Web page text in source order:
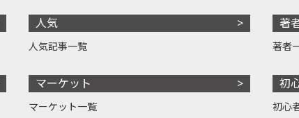
人気
人気記事一覧
マーケット
マーケット一覧
著
著者
初
初心